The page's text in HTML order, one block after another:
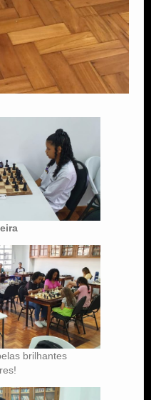
brilhantes